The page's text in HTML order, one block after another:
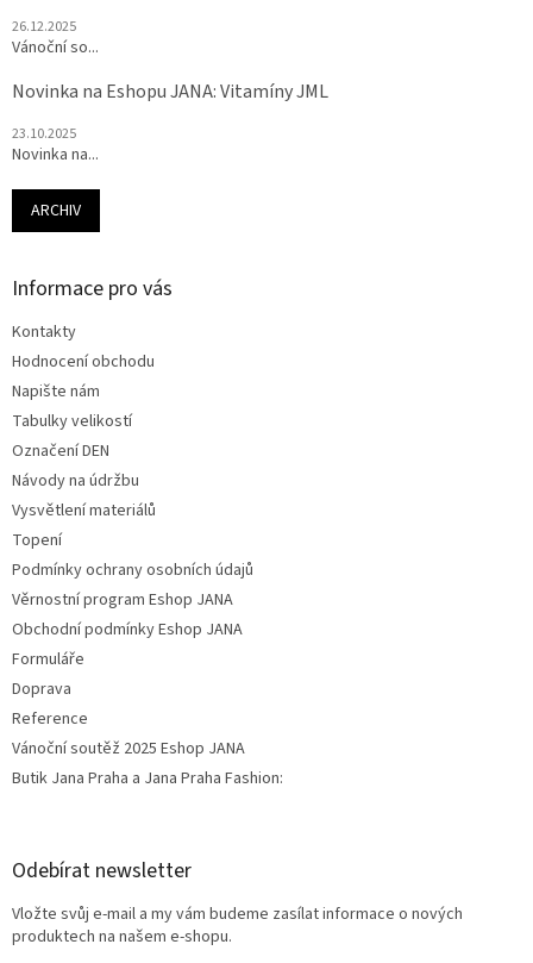
26.12.2025
Vánoční so...
Novinka na Eshopu JANA: Vitamíny JML
23.10.2025
Novinka na...
ARCHIV
Informace pro vás
Kontakty
Hodnocení obchodu
Napište nám
Tabulky velikostí
Označení DEN
Návody na údržbu
Vysvětlení materiálů
Topení
Podmínky ochrany osobních údajů
Věrnostní program Eshop JANA
Obchodní podmínky Eshop JANA
Formuláře
Doprava
Reference
Vánoční soutěž 2025 Eshop JANA
Butik Jana Praha a Jana Praha Fashion:
Odebírat newsletter
Vložte svůj e-mail a my vám budeme zasílat informace o nových
produktech na našem e-shopu.